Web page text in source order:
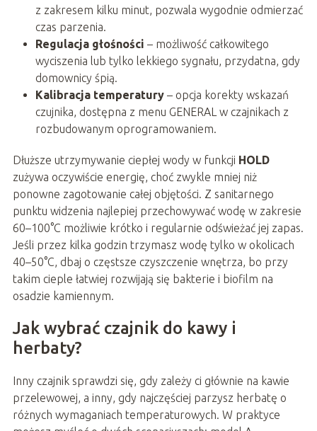
z zakresem kilku minut, pozwala wygodnie odmierzać
czas parzenia.
Regulacja głośności – możliwość całkowitego
wyciszenia lub tylko lekkiego sygnału, przydatna, gdy
domownicy śpią.
Kalibracja temperatury– opcja korekty wskazań
czujnika, dostępna z menu GENERAL w czajnikach z
rozbudowanym oprogramowaniem.
Dłuższe utrzymywanie ciepłej wody w funkcji HOLD
zużywa oczywiście energię, choć zwykle mniej niż
ponowne zagotowanie całej objętości. Z sanitarnego
punktu widzenia najlepiej przechowywać wodę w zakresie
60–100°C możliwie krótko i regularnie odświeżać jej zapas.
Jeśli przez kilka godzin trzymasz wodę tylko w okolicach
40–50°C, dbaj o częstsze czyszczenie wnętrza, bo przy
takim cieple łatwiej rozwijają się bakterie i biofilm na
osadzie kamiennym.
Jak wybrać czajnik do kawy i
herbaty?
Inny czajnik sprawdzi się, gdy zależy ci głównie na kawie
przelewowej, a inny, gdy najczęściej parzysz herbatę o
różnych wymaganiach temperaturowych. W praktyce